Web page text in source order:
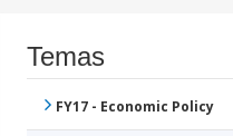
Temas
FY17 - Economic Policy